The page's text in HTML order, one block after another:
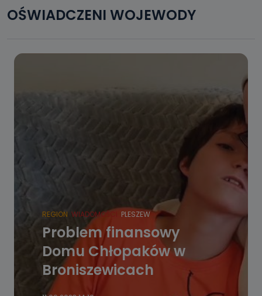
OŚWIADCZENI WOJEWODY
REGION WIADOMOŚCI PLESZEW
Problem finansowy
Domu Chłopaków w
Broniszewicach